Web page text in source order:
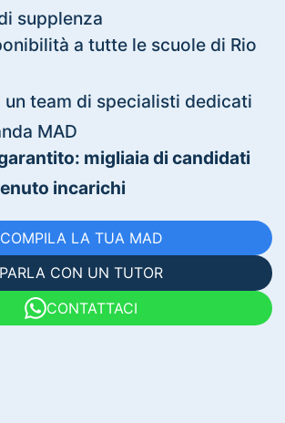
supplenza
a tutte le scuole di Rio
team di specialisti dedicati
MAD
migliaia di candidati
incarichi
COMPILA LA TUA MAD
PARLA CON UN TUTOR
CONTATTACI